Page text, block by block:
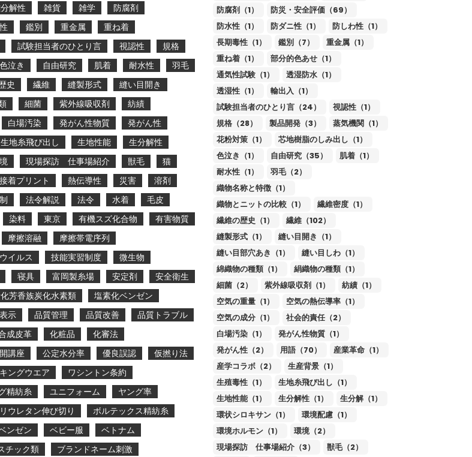
解性 雑貨 雑学
防腐剤
鑑別 重金属
重ね着
試験担当者のひとり言 視認性
規格
色泣き 自由研究 肌着 耐水性
羽毛
史 繊維 縫製形式
縫い目開き
細菌 紫外線吸収剤
紡績
白場汚染 発がん性物質
発がん性
生地糸飛び出し 生地性能
生分解性
現場探訪 仕事場紹介 獣毛
猫
着プリント 熱伝導性 災害
溶剤
法令解説 法令 水着
毛皮
染料 東京 有機スズ化合物
有害物質
摩擦溶融
摩擦帯電序列
イルス 技能実習制度
微生物
寝具 富岡製糸場 安定剤
安全衛生
芳香族炭化水素類
塩素化ベンゼン
示 品質管理 品質改善
品質トラブル
成皮革 化粧品
化審法
講座 公定水分率 優良誤認
仮撚り法
ングウエア
ワシントン条約
精紡糸 ユニフォーム
ヤング率
ウレタン伸び切り
ボルテックス精紡糸
ンゼン ベビー服
ベトナム
チック類
ブランドネーム刺激
防腐剤（1）
防災・安全評価（69）
防水性（1）
防ダニ性（1）
防しわ性（1）
長期毒性（1）
鑑別（7）
重金属（1）
重ね着（1）
部分的色あせ（1）
通気性試験（1）
透湿防水（1）
透湿性（1）
輸出入（1）
試験担当者のひとり言（24）
視認性（1）
規格（28）
製品開発（3）
蒸気機関（1）
花粉対策（1）
芯地樹脂のしみ出し（1）
色泣き（1）
自由研究（35）
肌着（1）
耐水性（1）
羽毛（2）
織物名称と特徴（1）
織物とニットの比較（1）
繊維密度（1）
繊維の歴史（1）
繊維（102）
縫製形式（1）
縫い目開き（1）
縫い目部穴あき（1）
縫い目しわ（1）
綿織物の種類（1）
絹織物の種類（1）
細菌（2）
紫外線吸収剤（1）
紡績（1）
空気の重量（1）
空気の熱伝導率（1）
空気の成分（1）
社会的責任（2）
白場汚染（1）
発がん性物質（1）
発がん性（2）
用語（70）
産業革命（1）
産学コラボ（2）
生産背景（1）
生殖毒性（1）
生地糸飛び出し（1）
生地性能（1）
生分解性（1）
生分解（1）
環状シロキサン（1）
環境配慮（1）
環境ホルモン（1）
環境（2）
現場探訪 仕事場紹介（3）
獣毛（2）